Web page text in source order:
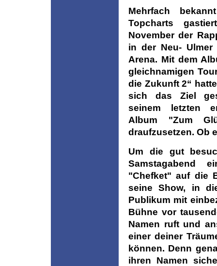
Mehrfach
Topcharts
November der
in der Neu- Ulmer
Arena. Mit dem
gleichnamigen
die Zukunft 2“
sich das Ziel
seinem letzten
Album "Zum
draufzusetzen. Ob
Um die gut
Samstagabend
"Chefket" auf die
seine Show, in
Publikum mit
Bühne vor
Namen ruft und
einer deiner
können. Denn
ihren Namen